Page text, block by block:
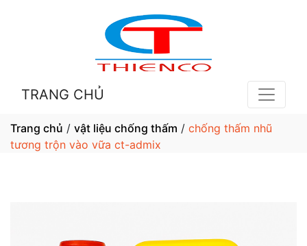
TRANG CHỦ
Trang chủ / vật liệu chống thấm / chống thấm nhũ
tương trộn vào vữa ct-admix